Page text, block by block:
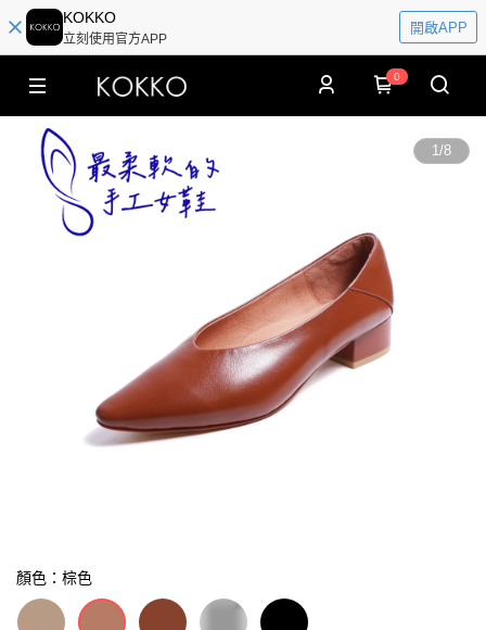
KOKKO
立刻使用官方APP
開啟APP
0
1/8
顏色：棕色